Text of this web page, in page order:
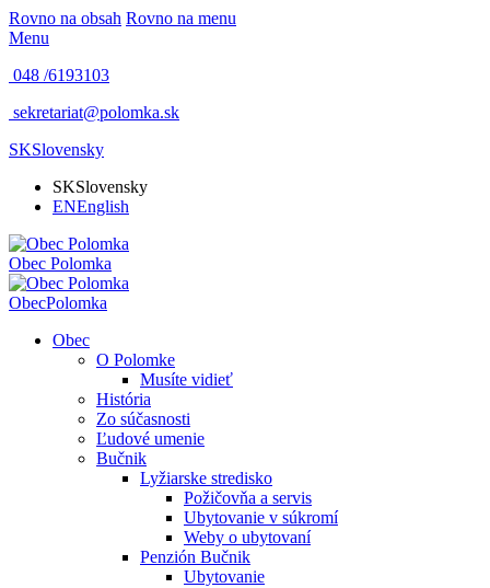
Rovno na obsah Rovno na menu
Menu
048 /6193103
sekretariat@polomka.sk
SKSlovensky
SKSlovensky
ENEnglish
Obec Polomka
ObecPolomka
Obec
O Polomke
Musíte vidieť
História
Zo súčasnosti
Ľudové umenie
Bučnik
Lyžiarske stredisko
Požičovňa a servis
Ubytovanie v súkromí
Weby o ubytovaní
Penzión Bučnik
Ubytovanie